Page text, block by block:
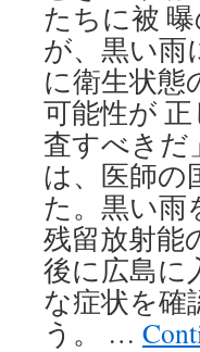
たちに被
が、黒い雨
に衛生状態
可能性が
査すべき
は、医師の
た。黒い雨
残留放射能
後に広島に
な症状を確
う。 …